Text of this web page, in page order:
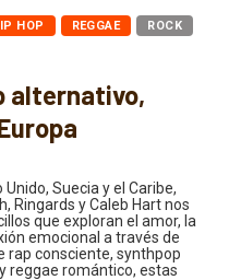
HOP REGGAE ROCK
alternativo,
Suecia y el Caribe,
Ringards y Caleb Hart nos
que exploran el amor, la
emocional a través de
rap consciente, synthpop
reggae romántico, estas